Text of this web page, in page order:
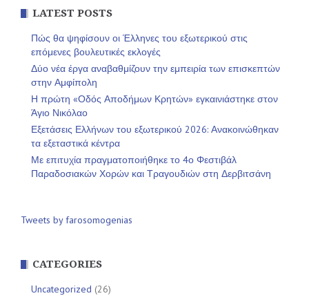
LATEST POSTS
Πώς θα ψηφίσουν οι Έλληνες του εξωτερικού στις
επόμενες βουλευτικές εκλογές
Δύο νέα έργα αναβαθμίζουν την εμπειρία των επισκεπτών
στην Αμφίπολη
Η πρώτη «Οδός Αποδήμων Κρητών» εγκαινιάστηκε στον
Άγιο Νικόλαο
Εξετάσεις Ελλήνων του εξωτερικού 2026: Ανακοινώθηκαν
τα εξεταστικά κέντρα
Με επιτυχία πραγματοποιήθηκε το 4ο Φεστιβάλ
Παραδοσιακών Χορών και Τραγουδιών στη Δερβιτσάνη
Tweets by farosomogenias
CATEGORIES
Uncategorized (26)